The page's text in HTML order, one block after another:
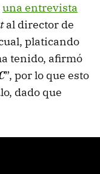
una entrevista
al director de
platicando
tenido, afirmó
”, por lo que esto
dado que